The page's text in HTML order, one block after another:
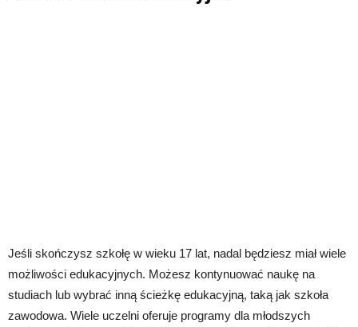
Jeśli skończysz szkołę w wieku 17 lat, nadal będziesz miał wiele
możliwości edukacyjnych. Możesz kontynuować naukę na
studiach lub wybrać inną ścieżkę edukacyjną, taką jak szkoła
zawodowa. Wiele uczelni oferuje programy dla młodszych